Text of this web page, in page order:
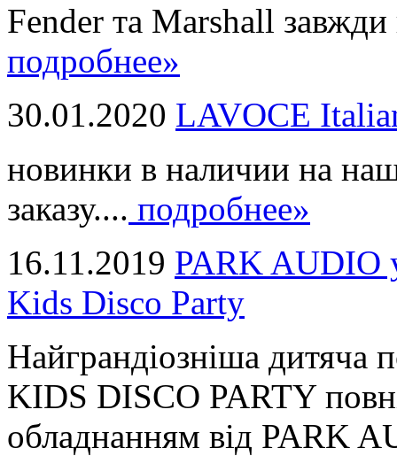
Fender та Marshall завжди
подробнее»
30.01.2020 LAVOCE
новинки в наличии на
заказу.... подробнее»
16.11.2019 PARK AUDIO
Kids Disco Party
Найграндіозніша дитяча
KIDS DISCO PARTY
обладнанням від PARK